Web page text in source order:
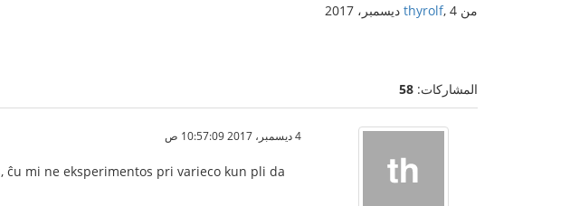
من thyrolf, 4 ديسمبر، 2017
المشاركات: 58
4 ديسمبر، 2017 10:57:09 ص
mi ne eksperimentos pri varieco kun pli da